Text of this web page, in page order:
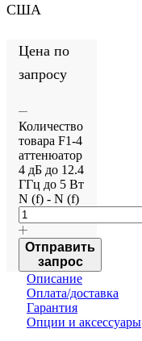
США
Цена по
запросу
Количество
товара F1-4
аттенюатор
4 дБ до 12.4
ГГц до 5 Вт
N (f) - N (f)
Отправить
запрос
Описание
Оплата/доставка
Гарантия
Опции и аксессуары